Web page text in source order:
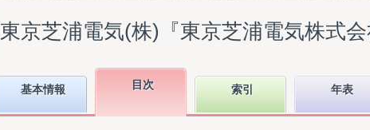
東京芝浦電気(株)『東京芝浦電気株式
基本情報 目次 索引 年表